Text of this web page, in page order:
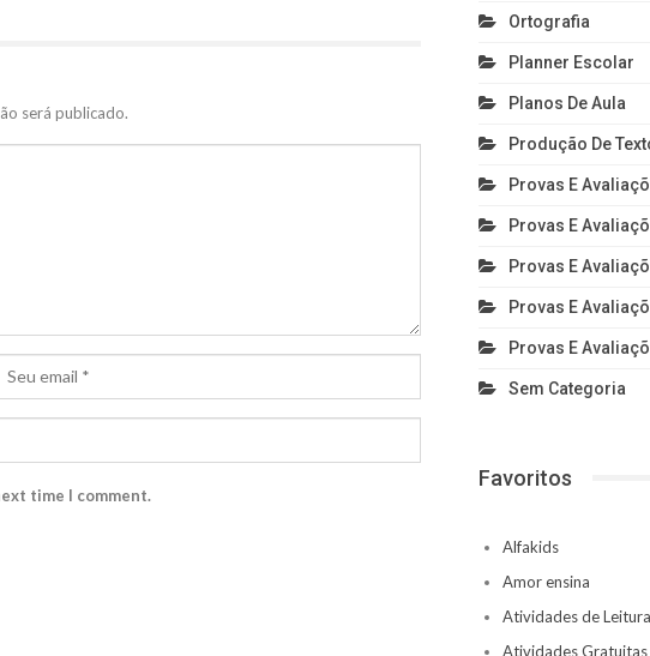
será publicado.
time I comment.
Ortografia
Planner Escolar
Planos De Aula
Produção De
Provas E
Provas E
Provas E
Provas E
Provas E
Sem Categoria
Favoritos
Alfakids
Amor ensina
Atividades de Leitura
Atividades Gratuitas